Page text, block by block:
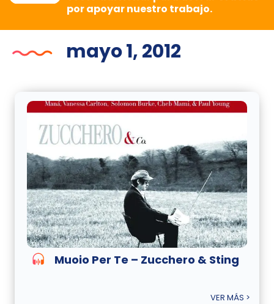
por apoyar nuestro trabajo.
mayo 1, 2012
Muoio Per Te – Zucchero & Sting
VER MÁS >